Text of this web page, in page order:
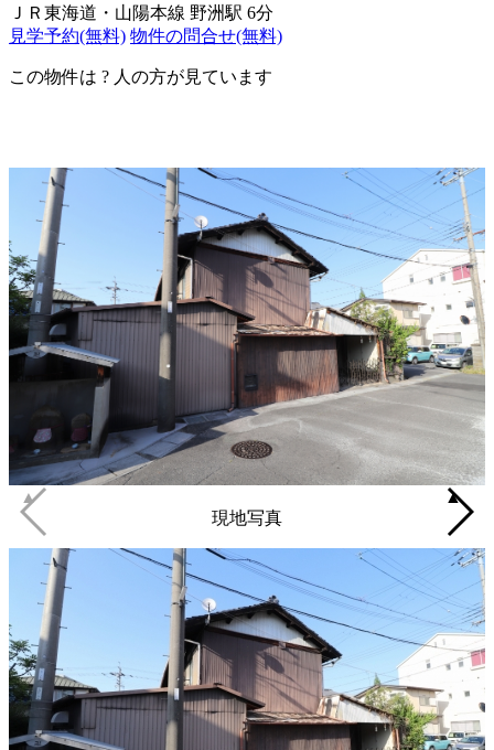
ＪＲ東海道・山陽本線 野洲駅 6分
見学予約(無料) 物件の問合せ(無料)
この物件は ? 人の方が見ています
現地写真
▲ ▲